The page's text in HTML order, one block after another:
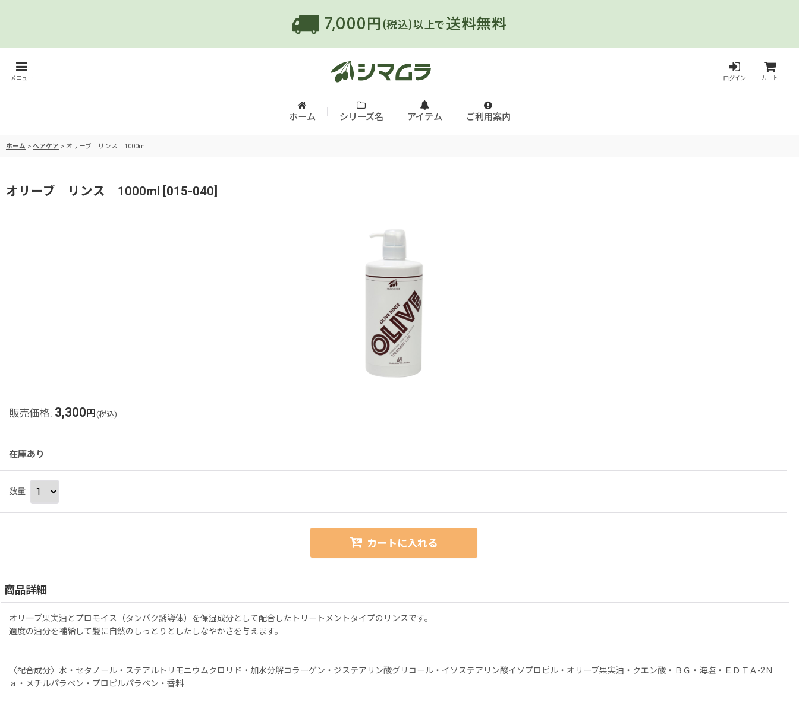
メニュー ログイン カート
ホーム シリーズ名 アイテム ご利用案内
ホーム > ヘアケア > オリーブ リンス 1000ml
オリーブ リンス 1000ml [015-040]
販売価格: 3,300 円 (税込)
在庫あり
数量:
カートに入れる
商品詳細
オリ一ブ果実油とプロモイス（タンパク誘導体）を保湿成分として配合したトリートメントタイプのリンスです。
適度の油分を補給して髪に自然のしっとりとしたしなやかさを与えます。
〈配合成分〉水・セタノール・ステアルトリモニウムクロリド・加水分解コラーゲン・ジステアリン酸グリコール・イソステアリン酸イソプロピル・オリーブ果実油・クエン酸・ＢＧ・海塩・ＥＤＴＡ-2Ｎ
ａ・メチルパラベン・プロピルパラベン・香料